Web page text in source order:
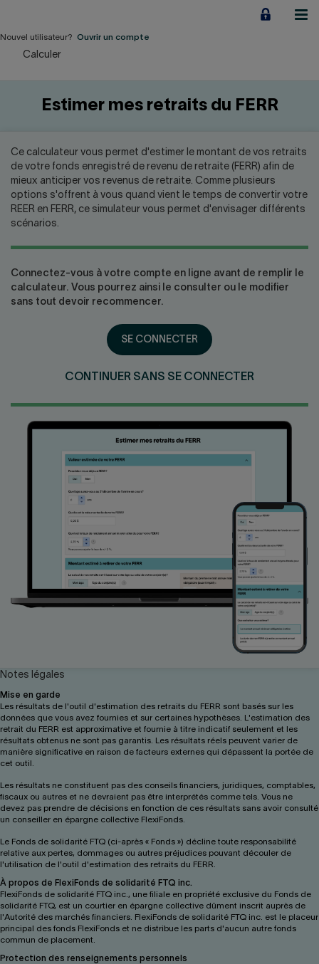
contenu
Employeurs
Notre Impact
À propos
LIENS RAPIDES
Accueil Carrière
Nouvel utilisateur? Ouvrir un compte
Calculer
Estimer mes retraits du FERR
Ce calculateur vous permet d'estimer le montant de vos retraits
de votre fonds enregistré de revenu de retraite (FERR) afin de
mieux anticiper vos revenus de retraite. Comme plusieurs
options s'offrent à vous quand vient le temps de convertir votre
REER en FERR, ce simulateur vous permet d'envisager différents
scénarios.
Connectez-vous à votre compte en ligne avant de remplir le
calculateur. Vous pourrez ainsi le consulter ou le modifier
sans tout devoir recommencer.
SE CONNECTER
CONTINUER SANS SE CONNECTER
Notes légales
Mise en garde
Les résultats de l'outil d'estimation des retraits du FERR sont basés sur les
données que vous avez fournies et sur certaines hypothèses. L'estimation des
retrait du FERR est approximative et fournie à titre indicatif seulement et les
résultats obtenus ne sont pas garantis. Les résultats réels peuvent varier de
manière significative en raison de facteurs externes qui dépassent la portée de
cet outil.
Les résultats ne constituent pas des conseils financiers, juridiques, comptables,
fiscaux ou autres et ne devraient pas être interprétés comme tels. Vous ne
devez pas prendre de décisions en fonction de ces résultats sans avoir consulté
un conseiller en épargne collective FlexiFonds.
Le Fonds de solidarité FTQ (ci-après « Fonds ») décline toute responsabilité
relative aux pertes, dommages ou autres préjudices pouvant découler de
l'utilisation de l'outil d'estimation des retraits du FERR.
À propos de FlexiFonds de solidarité FTQ inc.
FlexiFonds de solidarité FTQ inc., une filiale en propriété exclusive du Fonds de
solidarité FTQ, est un courtier en épargne collective dûment inscrit auprès de
l'Autorité des marchés financiers. FlexiFonds de solidarité FTQ inc. est le placeur
principal des fonds FlexiFonds et ne distribue les parts d'aucun autre fonds
commun de placement.
Protection des renseignements personnels